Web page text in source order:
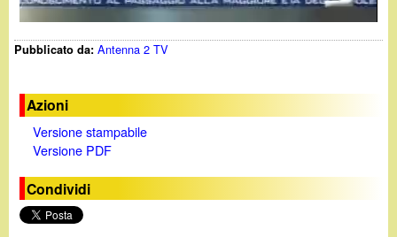
i
y
i
e
Pubblicato da:Antenna 2 TV
Azioni
Versione stampabile
Versione PDF
Condividi